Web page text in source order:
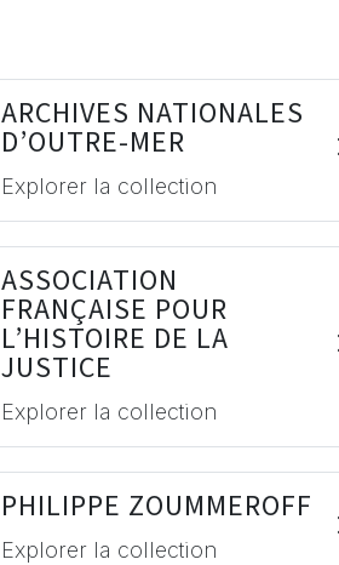
ARCHIVES NATIONALES
D’OUTRE-MER
Explorer la collection
ASSOCIATION
FRANÇAISE POUR
L’HISTOIRE DE LA
JUSTICE
Explorer la collection
PHILIPPE ZOUMMEROFF
Explorer la collection